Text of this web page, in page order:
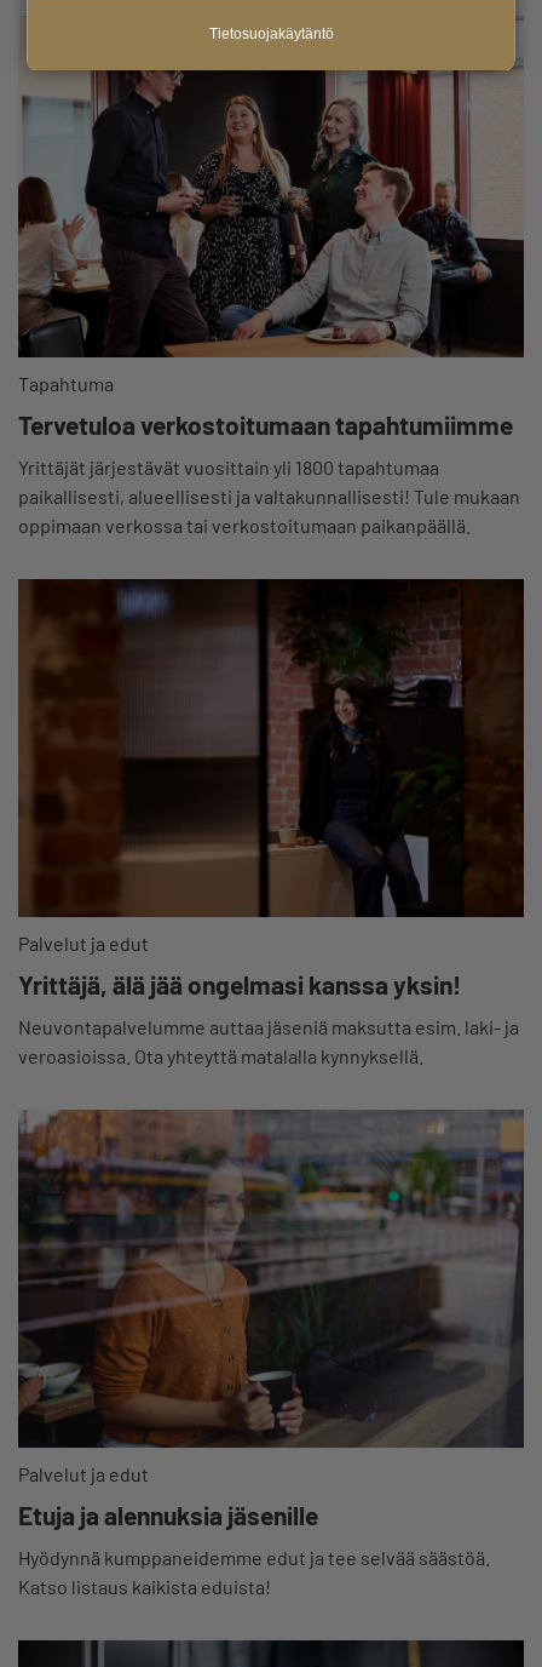
Tapahtuma
Tervetuloa verkostoitumaan tapahtumiimme
Yrittäjät järjestävät vuosittain yli 1800 tapahtumaa
paikallisesti, alueellisesti ja valtakunnallisesti! Tule mukaan
oppimaan verkossa tai verkostoitumaan paikanpäällä.
Palvelut ja edut
Yrittäjä, älä jää ongelmasi kanssa yksin!
Neuvontapalvelumme auttaa jäseniä maksutta esim. laki- ja
veroasioissa. Ota yhteyttä matalalla kynnyksellä.
Palvelut ja edut
Etuja ja alennuksia jäsenille
Hyödynnä kumppaneidemme edut ja tee selvää säästöä.
Katso listaus kaikista eduista!
Tietosuojakäytäntö